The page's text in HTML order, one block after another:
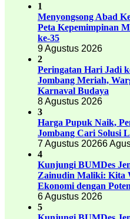
1
Menyongsong Abad
Peta Kepemimpinan
ke-35
9 Agustus 2026
2
Peringatan Hari Jadi
Jombang Meriah,
Karnaval Budaya
8 Agustus 2026
3
Harga Pupuk Naik,
Jombang Cari Solusi
7 Agustus 20266
4
Kunjungi BUMDes
Zainudin Maliki: Kita
Ekonomi dengan
6 Agustus 2026
5